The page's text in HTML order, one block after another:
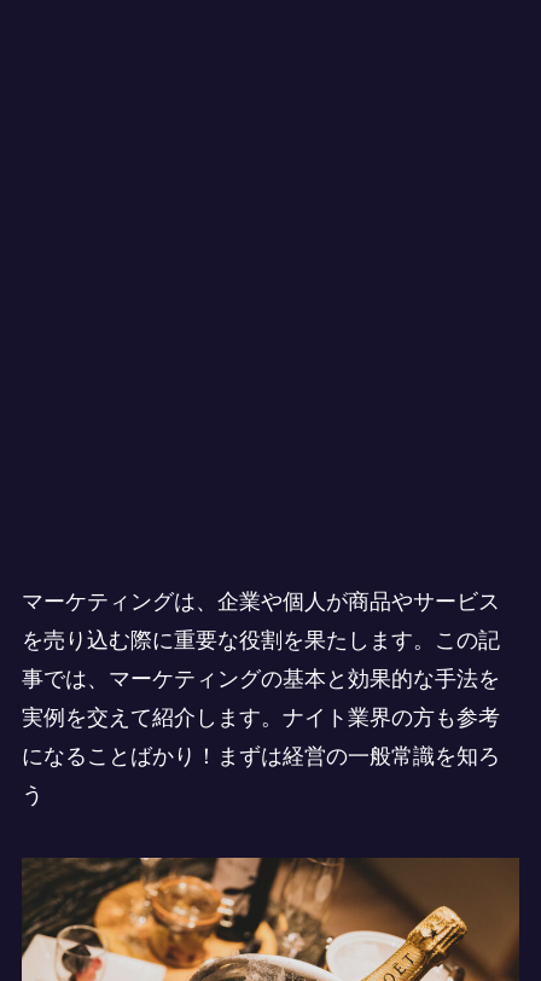
マーケティングは、企業や個人が商品やサービス
を売り込む際に重要な役割を果たします。この記
事では、マーケティングの基本と効果的な手法を
実例を交えて紹介します。ナイト業界の方も参考
になることばかり！まずは経営の一般常識を知ろ
う